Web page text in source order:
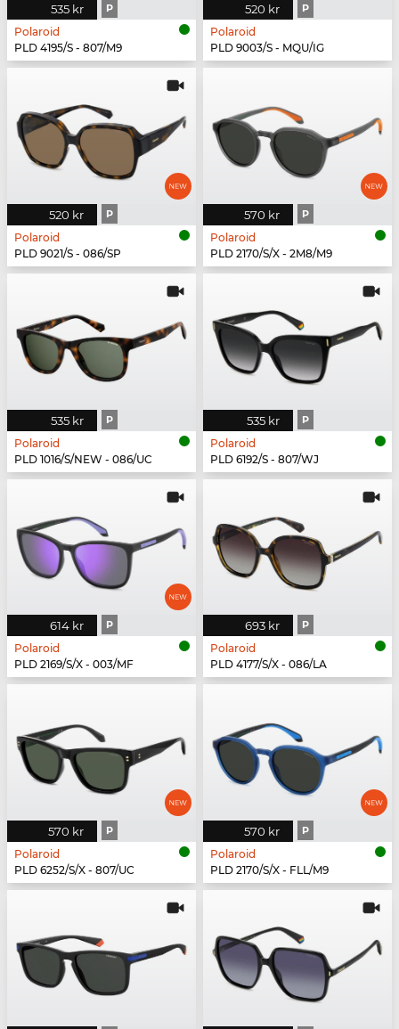
535 kr P
Polaroid
PLD 4195/S - 807/M9
520 kr P
Polaroid
PLD 9003/S - MQU/IG
520 kr P
Polaroid
PLD 9021/S - 086/SP
570 kr P
Polaroid
PLD 2170/S/X - 2M8/M9
535 kr P
Polaroid
PLD 1016/S/NEW - 086/UC
535 kr P
Polaroid
PLD 6192/S - 807/WJ
614 kr P
Polaroid
PLD 2169/S/X - 003/MF
693 kr P
Polaroid
PLD 4177/S/X - 086/LA
570 kr P
Polaroid
PLD 6252/S/X - 807/UC
570 kr P
Polaroid
PLD 2170/S/X - FLL/M9